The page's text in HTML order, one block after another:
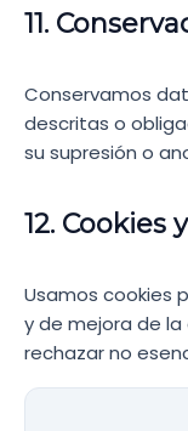
11.
Conservamos
descritas o
su supresión o
12. Cookies
Usamos cookies
y de mejora de
rechazar no